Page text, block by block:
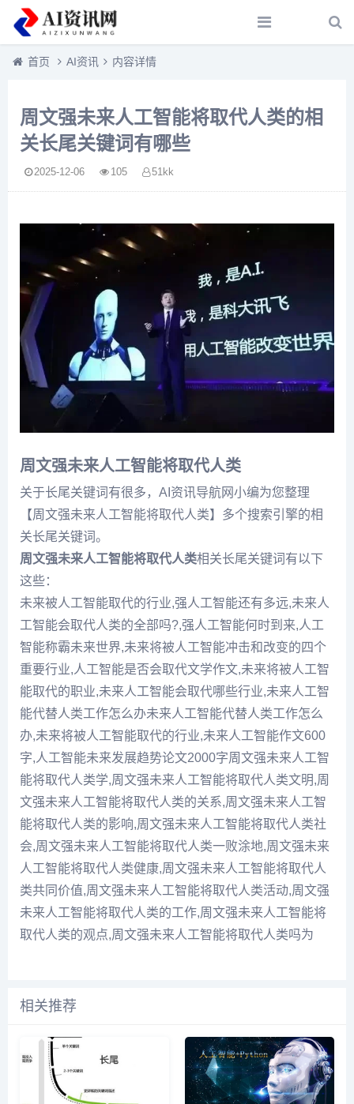
首页 AI资讯 内容详情
周文强未来人工智能将取代人类的相
关长尾关键词有哪些
2025-12-06 105 51kk
周文强未来人工智能将取代人类
关于长尾关键词有很多，AI资讯导航网小编为您整理
【周文强未来人工智能将取代人类】多个搜索引擎的相
关长尾关键词。
周文强未来人工智能将取代人类相关长尾关键词有以下
这些：
未来被人工智能取代的行业,强人工智能还有多远,未来人
工智能会取代人类的全部吗?,强人工智能何时到来,人工
智能称霸未来世界,未来将被人工智能冲击和改变的四个
重要行业,人工智能是否会取代文学作文,未来将被人工智
能取代的职业,未来人工智能会取代哪些行业,未来人工智
能代替人类工作怎么办未来人工智能代替人类工作怎么
办,未来将被人工智能取代的行业,未来人工智能作文600
字,人工智能未来发展趋势论文2000字周文强未来人工智
能将取代人类学,周文强未来人工智能将取代人类文明,周
文强未来人工智能将取代人类的关系,周文强未来人工智
能将取代人类的影响,周文强未来人工智能将取代人类社
会,周文强未来人工智能将取代人类一败涂地,周文强未来
人工智能将取代人类健康,周文强未来人工智能将取代人
类共同价值,周文强未来人工智能将取代人类活动,周文强
未来人工智能将取代人类的工作,周文强未来人工智能将
取代人类的观点,周文强未来人工智能将取代人类吗为
相关推荐